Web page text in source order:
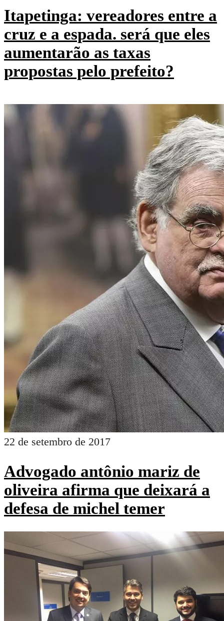
Itapetinga: vereadores entre a
cruz e a espada. será que eles
aumentarão as taxas
propostas pelo prefeito?
22 de setembro de 2017
Advogado antônio mariz de
oliveira afirma que deixará a
defesa de michel temer